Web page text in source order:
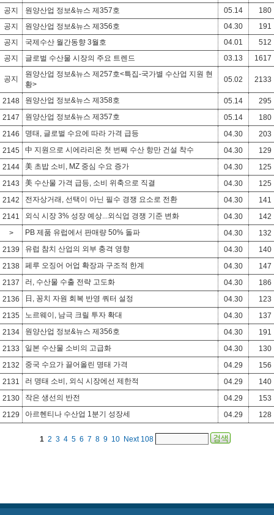
공지
원양산업 정보&뉴스 제357호 05.14
180
공지
원양산업 정보&뉴스 제356호 04.30
191
공지
국제수산 월간동향 3월호 04.01
512
공지
글로벌 수산물 시장의 주요 트렌드 03.13 1617
공지
원양산업 정보&뉴스 제257호<특집-국가별 수산업 지원 현
황>
05.02 2133
2148 원양산업 정보&뉴스 제358호 05.14
295
2147
원양산업 정보&뉴스 제357호 05.14
180
2146
명태, 글로벌 수요에 따라 가격 급등 04.30
203
2145
中 지원으로 시에라리온 첫 번째 수산 항만 건설 착수 04.30
129
2144
美 초밥 소비, MZ 중심 수요 증가 04.30
125
2143
美 수산물 가격 급등, 소비 위축으로 직결 04.30
125
2142
전자상거래, 선택이 아닌 필수 경쟁 요소로 전환 04.30
141
2141
외식 시장 3% 성장 예상...외식업 경쟁 기준 변화 04.30
142
>
PB 제품 유럽에서 판매량 50% 돌파 04.30
132
2139
유럽 참치 산업의 외부 충격 영향 04.30
140
2138
페루 오징어 어업 확장과 구조적 한계 04.30
147
2137
러, 수산물 수출 전략 고도화 04.30
186
2136
日, 꽁치 자원 회복 반영 쿼터 설정 04.30
123
2135
노르웨이, 남극 크릴 투자 확대 04.30
137
2134
원양산업 정보&뉴스 제356호 04.30
191
2133
일본 수산물 소비의 고급화 04.30
130
2132
중국 수요가 끌어올린 명태 가격 04.29
156
2131
러 명태 소비, 외식 시장에선 제한적 04.29
140
2130
작은 생선의 반전 04.29
153
2129
아르헨티나 수산업 1분기 성장세 04.29 128
1 2 3 4 5 6 7 8 9 10 Next 108